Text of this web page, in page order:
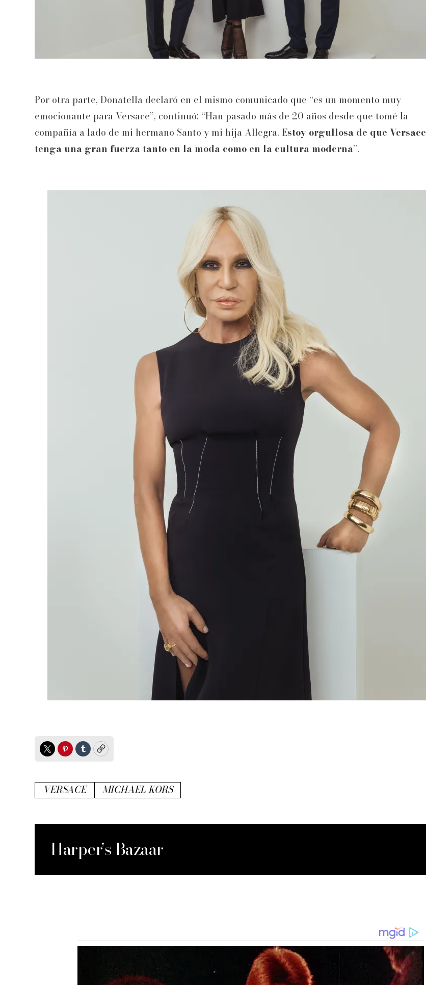
Por otra parte, Donatella declaró en el mismo comunicado que “es un momento muy
emocionante para Versace”, continuó: “Han pasado más de 20 años desde que tomé la
compañía a lado de mi hermano Santo y mi hija Allegra. Estoy orgullosa de que Versace
tenga una gran fuerza tanto en la moda como en la cultura moderna”.
TwitterPinterest
TumblrCopy
VERSACE MICHAEL KORS
Harper’s Bazaar